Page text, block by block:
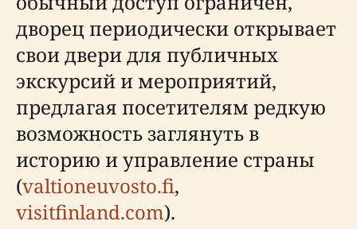
дворец периодически открывает
свои двери для публичных
экскурсий и мероприятий,
предлагая посетителям редкую
возможность заглянуть в
историю и управление страны
(valtioneuvosto.fi,
visitfinland.com).